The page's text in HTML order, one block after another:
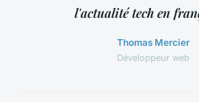
l'actualité tech en
Thomas Mercier
Développeur web